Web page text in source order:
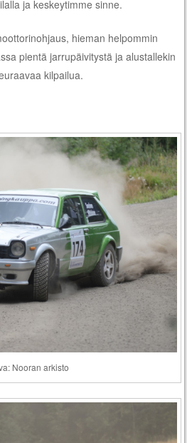
ja keskeytimme sinne.
hieman helpommin
pientä jarrupäivitystä ja alustallekin
kilpailua.
Nooran arkisto